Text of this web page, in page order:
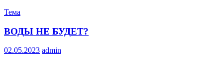
Тема
ВОДЫ НЕ БУДЕТ?
02.05.2023 admin